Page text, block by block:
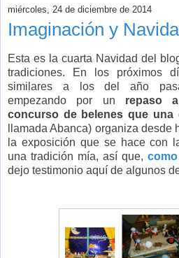
miércoles, 24 de diciembre de 2014
Imaginación y
Esta es la cuarta Navidad del
tradiciones. En los próximos
similares a los del año
empezando por un repaso
concurso de belenes que una
llamada Abanca) organiza
la exposición que se hace con
una tradición mía, así que,
dejo testimonio aquí de algunos